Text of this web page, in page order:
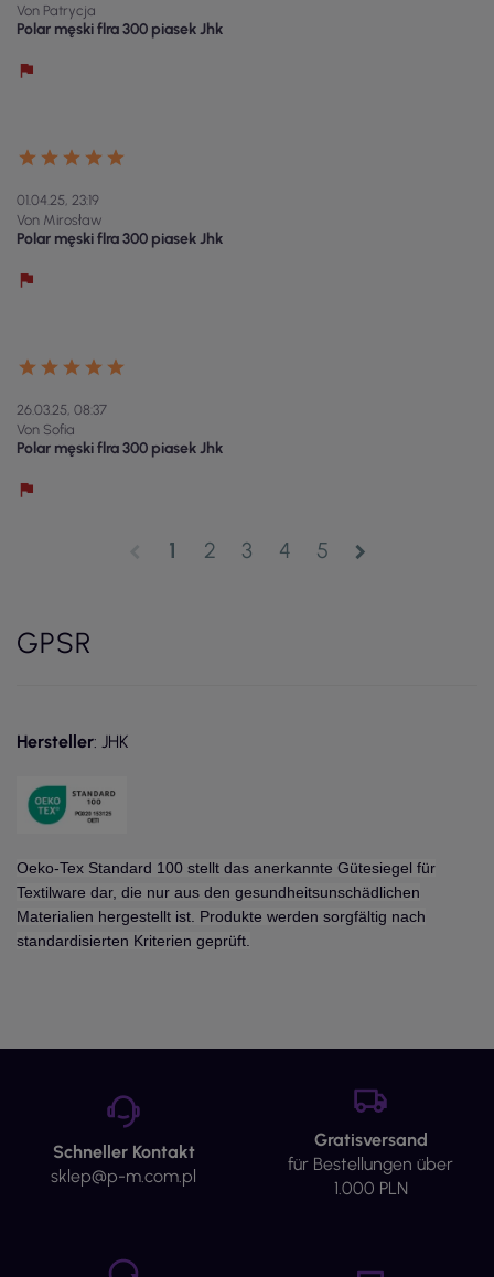
Von Patrycja
Polar męski flra 300 piasek Jhk
01.04.25, 23:19
Von Mirosław
Polar męski flra 300 piasek Jhk
26.03.25, 08:37
Von Sofia
Polar męski flra 300 piasek Jhk
1 2 3 4 5 chevron_right
GPSR
Hersteller: JHK
Oeko-Tex Standard 100 stellt das anerkannte Gütesiegel für
Textilware dar, die nur aus den gesundheitsunschädlichen
Materialien hergestellt ist. Produkte werden sorgfältig nach
standardisierten Kriterien geprüft.
Schneller Kontakt
sklep@p-m.com.pl
Gratisversand
für Bestellungen über
1.000 PLN